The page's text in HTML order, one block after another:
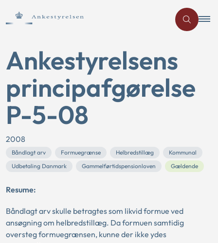
Ankestyrelsens
principafgørelse
P-5-08
2008
Båndlagt arv Formuegrænse Helbredstillæg
Kommunal
Udbetaling Danmark
Gammelførtidspensionloven Gældende
Resume:
Båndlagt arv skulle betragtes som likvid formue ved
ansøgning om helbredstillæg. Da formuen samtidig
oversteg formuegrænsen, kunne der ikke ydes